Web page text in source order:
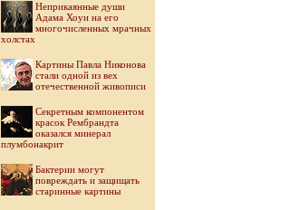
Неприкаянные души
Адама Хоуи на его
многочисленных мрачных
холстах
Картины Павла Никонова
стали одной из вех
отечественной живописи
Секретным компонентом
красок Рембрандта
оказался минерал
плумбонакрит
Бактерии могут
повреждать и защищать
старинные картины